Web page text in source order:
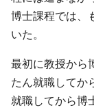
博士課程では、
いた。
最初に教授から
たん就職してか
就職してから博